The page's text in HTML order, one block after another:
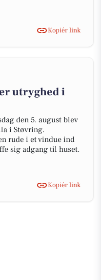
Kopiér link
utryghed i
den 5. august blev
i Støvring.
rude i et vindue ind
sig adgang til huset.
Kopiér link